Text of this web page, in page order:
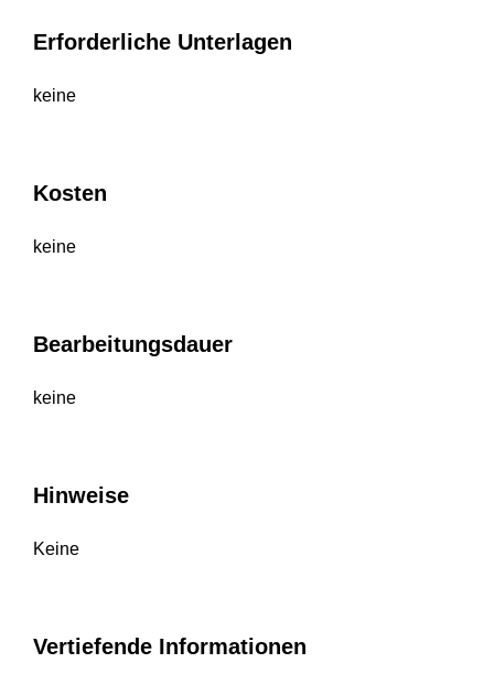
Erforderliche Unterlagen
keine
Kosten
keine
Bearbeitungsdauer
keine
Hinweise
Keine
Vertiefende Informationen